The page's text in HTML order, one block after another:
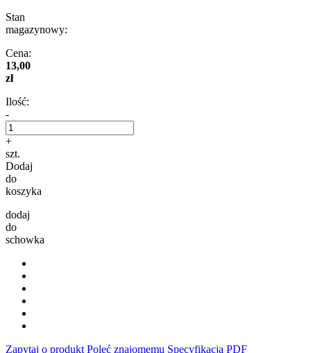
Stan
magazynowy:
Cena:
13,00
zł
Ilość:
-
+
szt.
Dodaj
do
koszyka
dodaj
do
schowka
Zapytaj o produkt Poleć znajomemu Specyfikacja PDF